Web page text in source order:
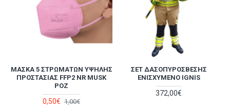
ΜΆΣΚΑ 5 ΣΤΡΩΜΆΤΩΝ ΥΨΗΛΉΣ
ΠΡΟΣΤΑΣΊΑΣ FFP2 NR MUSK
ΡΟΖ
0,50€ 1,00€
ΣΕΤ ΔΑΣΟΠΥΡΌΣΒΕΣΗΣ
ΕΝΙΣΧΥΜΈΝΟ IGNIS
372,00€